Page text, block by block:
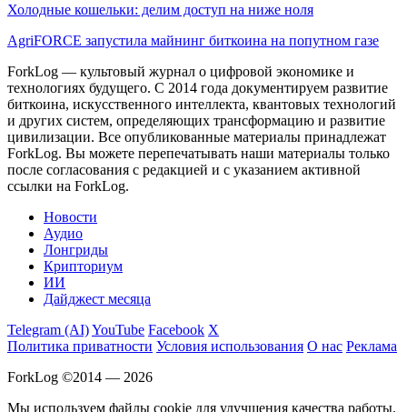
Холодные кошельки: делим доступ на ниже ноля
AgriFORCE запустила майнинг биткоина на попутном газе
ForkLog — культовый журнал о цифровой экономике и
технологиях будущего. С 2014 года документируем развитие
биткоина, искусственного интеллекта, квантовых технологий
и других систем, определяющих трансформацию и развитие
цивилизации. Все опубликованные материалы принадлежат
ForkLog. Вы можете перепечатывать наши материалы только
после согласования с редакцией и с указанием активной
ссылки на ForkLog.
Новости
Аудио
Лонгриды
Крипториум
ИИ
Дайджест месяца
Telegram (AI)YouTube Facebook X
Политика приватности Условия использования О нас Реклама
ForkLog ©2014 — 2026
Мы используем файлы cookie для улучшения качества работы.